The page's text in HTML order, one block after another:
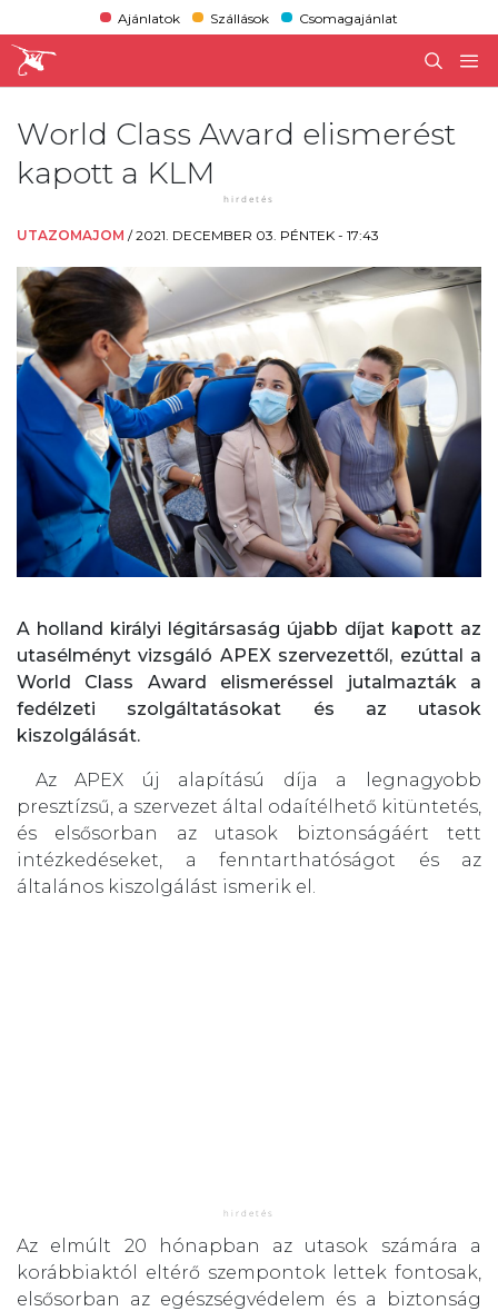
Ajánlatok Szállások Csomagajánlat
World Class Award elismerést
kapott a KLM
UTAZOMAJOM /2021. DECEMBER 03. PÉNTEK - 17:43
A holland királyi légitársaság újabb díjat kapott az
utasélményt vizsgáló APEX szervezettől, ezúttal a
World Class Award elismeréssel jutalmazták a
fedélzeti szolgáltatásokat és az utasok
kiszolgálását.
Az APEX új alapítású díja a legnagyobb
presztízsű, a szervezet által odaítélhető kitüntetés,
és elsősorban az utasok biztonságáért tett
intézkedéseket, a fenntarthatóságot és az
általános kiszolgálást ismerik el.
Az elmúlt 20 hónapban az utasok számára a
korábbiaktól eltérő szempontok lettek fontosak,
elsősorban az egészségvédelem és a biztonság